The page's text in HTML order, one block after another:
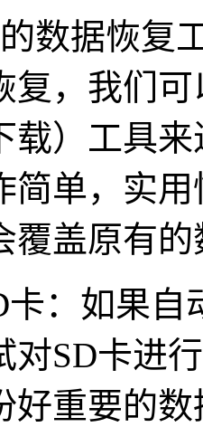
数据恢复
复，我们
载）工具
简单，实
覆盖原有
卡：如果
对SD卡进
好重要的数